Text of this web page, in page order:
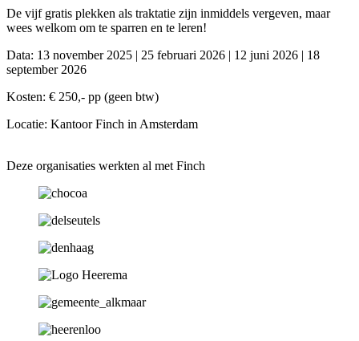
De vijf gratis plekken als traktatie zijn inmiddels vergeven, maar
wees welkom om te sparren en te leren!
Data: 13 november 2025 | 25 februari 2026 | 12 juni 2026 | 18
september 2026
Kosten: € 250,- pp (geen btw)
Locatie: Kantoor Finch in Amsterdam
Deze organisaties werkten al met Finch